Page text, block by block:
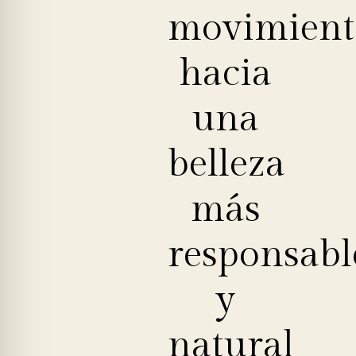
hacia
una
belleza
más
y
natural